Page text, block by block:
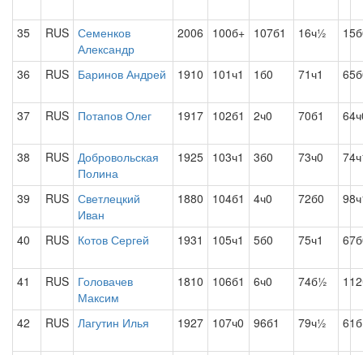
35 RUS Семенков
Александр
2006 100б+ 107б1 16ч½
36 RUS Баринов Андрей 1910 101ч1 1б0 71ч1
37 RUS Потапов Олег 1917 102б1 2ч0 70б1
38 RUS Добровольская
Полина
1925 103ч1 3б0 73ч0
39 RUS Светлецкий
Иван
1880 104б1 4ч0 72б0
40 RUS Котов Сергей 1931 105ч1 5б0 75ч1
41 RUS Головачев
Максим
1810 106б1 6ч0 74б½
42 RUS Лагутин Илья 1927 107ч0 96б1 79ч½